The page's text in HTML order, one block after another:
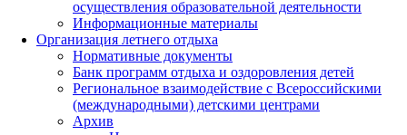
осуществления образовательной деятельности
Информационные материалы
Организация летнего отдыха
Нормативные документы
Банк программ отдыха и оздоровления детей
Региональное взаимодействие с Всероссийскими
(международными) детскими центрами
Архив